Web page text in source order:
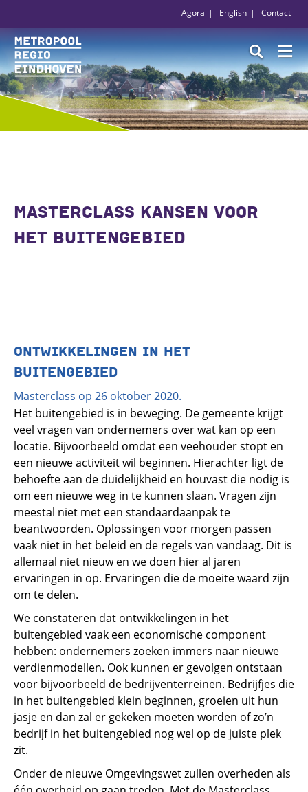
Agora English Contact
MASTERCLASS KANSEN VOOR
HET BUITENGEBIED
ONTWIKKELINGEN IN HET
BUITENGEBIED
Masterclass op 26 oktober 2020.
Het buitengebied is in beweging. De gemeente krijgt
veel vragen van ondernemers over wat kan op een
locatie. Bijvoorbeeld omdat een veehouder stopt en
een nieuwe activiteit wil beginnen. Hierachter ligt de
behoefte aan de duidelijkheid en houvast die nodig is
om een nieuwe weg in te kunnen slaan. Vragen zijn
meestal niet met een standaardaanpak te
beantwoorden. Oplossingen voor morgen passen
vaak niet in het beleid en de regels van vandaag. Dit is
allemaal niet nieuw en we doen hier al jaren
ervaringen in op. Ervaringen die de moeite waard zijn
om te delen.
We constateren dat ontwikkelingen in het
buitengebied vaak een economische component
hebben: ondernemers zoeken immers naar nieuwe
verdienmodellen. Ook kunnen er gevolgen ontstaan
voor bijvoorbeeld de bedrijventerreinen. Bedrijfjes die
in het buitengebied klein beginnen, groeien uit hun
jasje en dan zal er gekeken moeten worden of zo’n
bedrijf in het buitengebied nog wel op de juiste plek
zit.
Onder de nieuwe Omgevingswet zullen overheden als